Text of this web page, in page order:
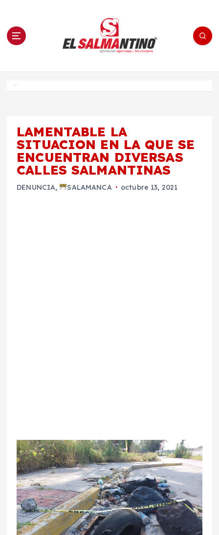
n El Salmantino - medios/noticias/editorial
LAMENTABLE LA
SITUACION EN LA QUE SE
ENCUENTRAN DIVERSAS
CALLES SALMANTINAS
DENUNCIA, SALAMANCA octubre 13, 2021